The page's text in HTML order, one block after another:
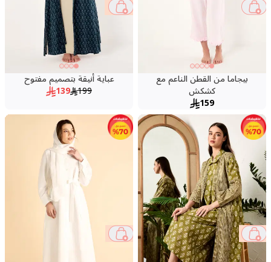
بيجاما من القطن الناعم مع
كشكش
159
عباية أنيقة بتصميم مفتوح
199
139
30 %
62 %
73 %